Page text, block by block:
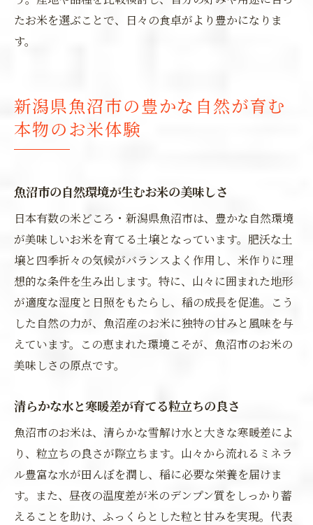
たお米を選ぶことで、日々の食卓がより豊かになりま
す。
新潟県魚沼市の豊かな自然が育む
本物のお米体験
魚沼市の自然環境が生むお米の美味しさ
日本有数の米どころ・新潟県魚沼市は、豊かな自然環境
が美味しいお米を育てる土壌となっています。肥沃な土
壌と四季折々の気候がバランスよく作用し、米作りに理
想的な条件を生み出します。特に、山々に囲まれた地形
が適度な湿度と日照をもたらし、稲の成長を促進。こう
した自然の力が、魚沼産のお米に独特の甘みと風味を与
えています。この恵まれた環境こそが、魚沼市のお米の
美味しさの原点です。
清らかな水と寒暖差が育てる粒立ちの良さ
魚沼市のお米は、清らかな雪解け水と大きな寒暖差によ
り、粒立ちの良さが際立ちます。山々から流れるミネラ
ル豊富な水が田んぼを潤し、稲に必要な栄養を届けま
す。また、昼夜の温度差が米のデンプン質をしっかり蓄
えることを助け、ふっくらとした粒と甘みを実現。代表